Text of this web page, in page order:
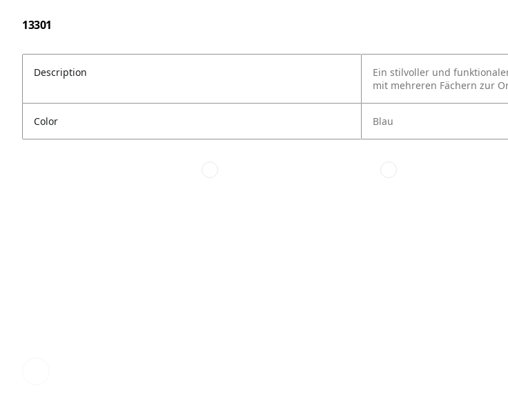
13301
Description
Ein stilvoller und
mit mehreren Fächern zur
Color Blau